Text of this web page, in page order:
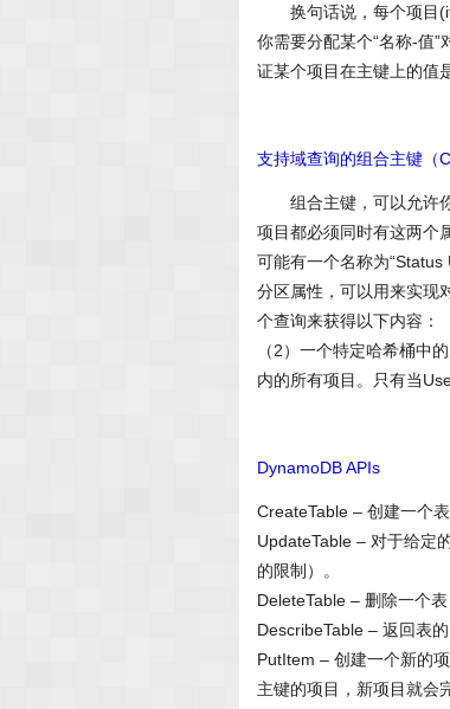
换句话说，每个项目
你需要分配某个“名称-值
证某个项目在主键上的值
支持域查询的组合主键（
组合主键，可以允许你
项目都必须同时有这两个
可能有一个名称为“Status
分区属性，可以用来实现
个查询来获得以下内容：
（2）一个特定哈希桶中
内的所有项目。只有当
DynamoDB APIs
CreateTable – 创建一个
UpdateTable – 对于给定
的限制）。
DeleteTable – 删除一个表
DescribeTable – 返回表
PutItem – 创建一个新的
主键的项目，新项目就会